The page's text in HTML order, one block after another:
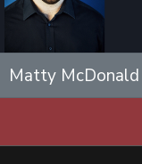
Matty McDonald